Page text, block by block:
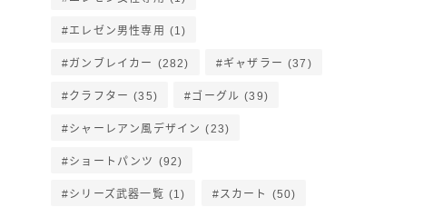
エレゼン男性専用 (1)
ガンブレイカー (282) ギャザラー (37)
クラフター (35) ゴーグル (39)
シャーレアン風デザイン (23)
ショートパンツ (92)
シリーズ武器一覧 (1) スカート (50)